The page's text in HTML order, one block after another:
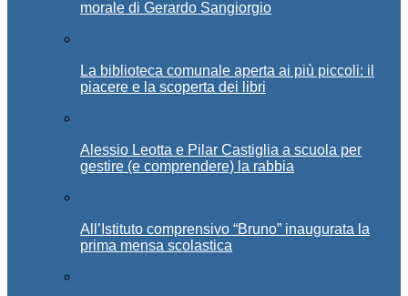
morale di Gerardo Sangiorgio
La biblioteca comunale aperta ai più piccoli: il
piacere e la scoperta dei libri
Alessio Leotta e Pilar Castiglia a scuola per
gestire (e comprendere) la rabbia
All’Istituto comprensivo “Bruno” inaugurata la
prima mensa scolastica